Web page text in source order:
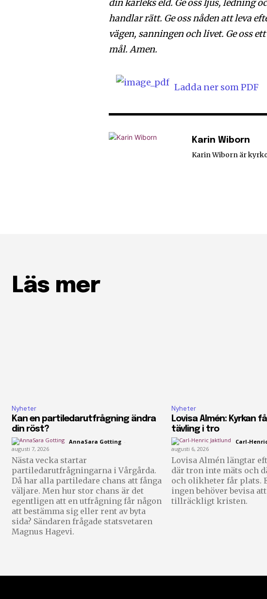
din kärleks eld. Ge oss ljus, ledning
handlar rätt. Ge oss nåden att leva
vägen, sanningen och livet. Ge oss
mål. Amen.
Ladda ner som PDF
Karin Wiborn
Karin Wiborn är
Läs mer
Nyheter
Kan en partiledarutfrågning ändra
din röst?
AnnaSara Gotting -
augusti 7, 2026
Nästa vecka startar
partiledarutfrågningarna i Vårgårda.
Då har alla partiledare chans att fånga
väljare. Men hur stor chans är det
egentligen att en utfrågning får någon
att bestämma sig eller rent av byta
sida? Sändaren frågade statsvetaren
Magnus Hagevi.
Nyheter
Lovisa Almén: Kyrkan
tävling i tro
Carl-
augusti 6, 2026
Lovisa Almén längtar
där tron inte mäts och
och olikheter får plats.
ingen behöver bevisa
tillräckligt kristen.